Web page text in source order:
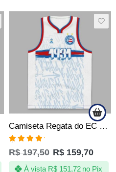
Camiseta Regata do EC Bahia BBMP Tricolor 1931 Produto Oficial
Avaliação
5.00de 5
R$197,50 R$ 159,70
À vista R$151,72 no Pix